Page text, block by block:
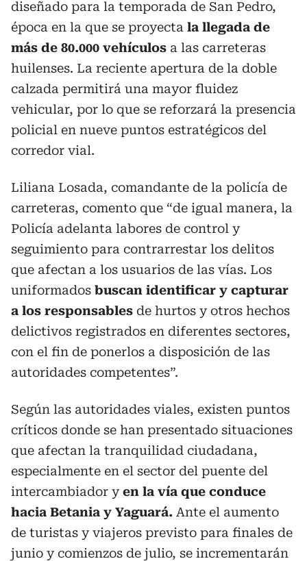
diseñado para la temporada de San Pedro,
época en la que se proyecta la llegada de
más de 80.000 vehículos a las carreteras
huilenses. La reciente apertura de la doble
calzada permitirá una mayor fluidez
vehicular, por lo que se reforzará la presencia
policial en nueve puntos estratégicos del
corredor vial.
Liliana Losada, comandante de la policía de
carreteras, comento que “de igual manera, la
Policía adelanta labores de control y
seguimiento para contrarrestar los delitos
que afectan a los usuarios de las vías. Los
uniformados buscan identificar y capturar
a los responsables de hurtos y otros hechos
delictivos registrados en diferentes sectores,
con el fin de ponerlos a disposición de las
autoridades competentes”.
Según las autoridades viales, existen puntos
críticos donde se han presentado situaciones
que afectan la tranquilidad ciudadana,
especialmente en el sector del puente del
intercambiador yen la vía que conduce
hacia Betania y Yaguará. Ante el aumento
de turistas y viajeros previsto para finales de
junio y comienzos de julio, se incrementarán